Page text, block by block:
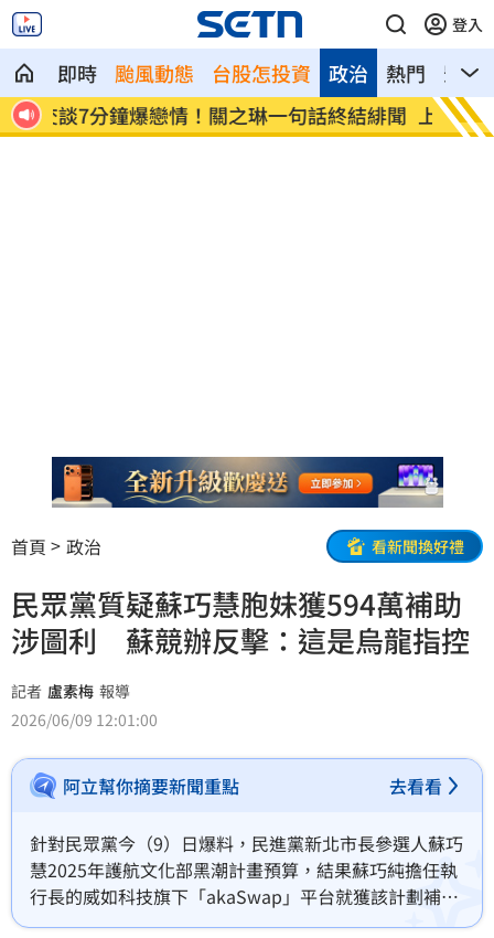
登入
即時 颱風動態 台股怎投資 熱門 影音
政治
聞 上兵怒揪長官衣領遭判刑！慘哭：求職碰
壁
新／
首頁 政治 看新聞換好禮
民眾黨質疑蘇巧慧胞妹獲594萬補助
涉圖利 蘇競辦反擊：這是烏龍指控
記者 盧素梅 報導
2026/06/09 12:01:00
阿立幫你摘要新聞重點 去看看
針對民眾黨今（9）日爆料，民進黨新北市長參選人蘇巧
慧2025年護航文化部黑潮計畫預算，結果蘇巧純擔任執
行長的威如科技旗下「akaSwap」平台就獲該計劃補
助，且自蘇巧純入主akaSwap後，威如科技取得經濟部